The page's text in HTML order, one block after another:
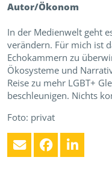
Autor/Ökonom
In der Medienwelt geht
verändern. Für mich ist
Echokammern zu
Ökosysteme und
Reise zu mehr LGBT+
beschleunigen. Nichts
Foto: privat